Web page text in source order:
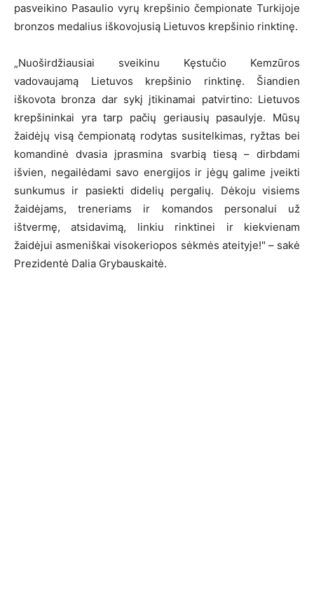
pasveikino Pasaulio vyrų krepšinio čempionate Turkijoje
bronzos medalius iškovojusią Lietuvos krepšinio rinktinę.
„Nuoširdžiausiai sveikinu Kęstučio Kemzūros
vadovaujamą Lietuvos krepšinio rinktinę. Šiandien
iškovota bronza dar sykį įtikinamai patvirtino: Lietuvos
krepšininkai yra tarp pačių geriausių pasaulyje. Mūsų
žaidėjų visą čempionatą rodytas susitelkimas, ryžtas bei
komandinė dvasia įprasmina svarbią tiesą – dirbdami
išvien, negailėdami savo energijos ir jėgų galime įveikti
sunkumus ir pasiekti didelių pergalių. Dėkoju visiems
žaidėjams, treneriams ir komandos personalui už
ištvermę, atsidavimą, linkiu rinktinei ir kiekvienam
žaidėjui asmeniškai visokeriopos sėkmės ateityje!" – sakė
Prezidentė Dalia Grybauskaitė.